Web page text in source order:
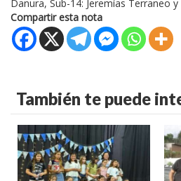
Danura, Sub-14: Jeremías Terraneo
Compartir esta nota
También te puede